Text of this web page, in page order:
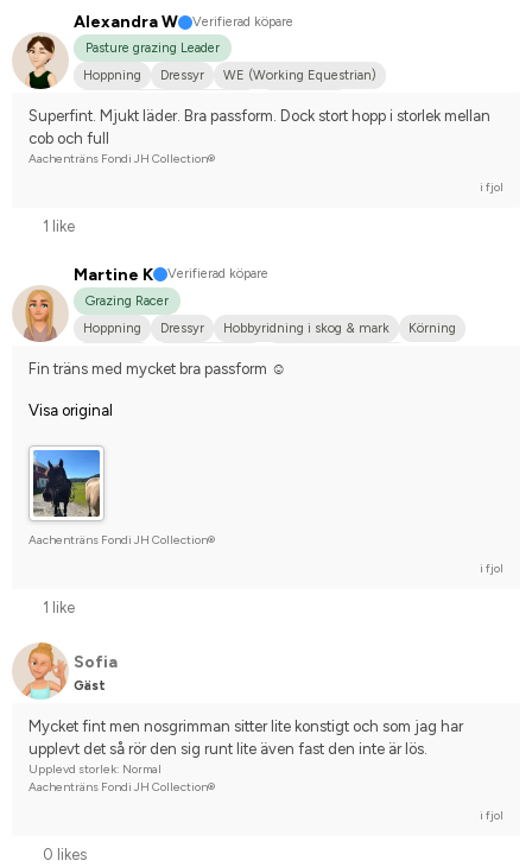
Alexandra W
Verifierad köpare
Pasture grazing Leader
Hoppning
Dressyr
WE (Working Equestrian)
Tävlingsrider på hobbynivå
Superfint. Mjukt läder. Bra passform. Dock stort hopp i storlek mellan
cob och full
Aachenträns Fondi JH Collection®
i fjol
1 like
Martine K
Verifierad köpare
Grazing Racer
Hoppning
Dressyr Hobbyridning i skog & mark
Körning
Nej, jag tävlar inte
Fin träns med mycket bra passform ☺️
Visa original
Aachenträns Fondi JH Collection®
i fjol
1 like
Sofia
Gäst
Mycket fint men nosgrimman sitter lite konstigt och som jag har
upplevt det så rör den sig runt lite även fast den inte är lös.
Upplevd storlek: Normal
Aachenträns Fondi JH Collection®
i fjol
0 likes